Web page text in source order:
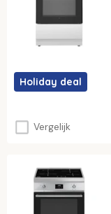
Holiday deal
Vergelijk